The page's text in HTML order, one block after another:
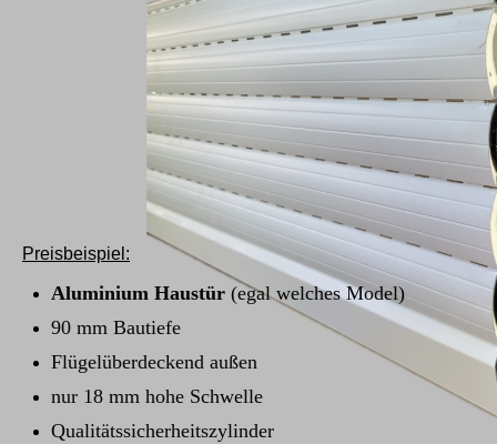
Preisbeispiel:
Aluminium Haustür (egal welches Model)
90 mm Bautiefe
Flügelüberdeckend außen
nur 18 mm hohe Schwelle
Qualitätssicherheitszylinder